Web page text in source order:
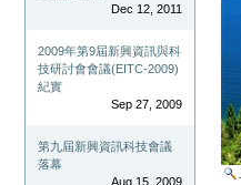
Dec 12, 2011
2009年第9屆新興資訊與科
技研討會會議(EITC-2009)
紀實
Sep 27, 2009
第九屆新興資訊科技會議
落幕
Aug 15, 2009